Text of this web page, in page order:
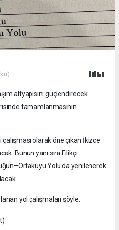
altyapısını güçlendirecek
tamamlanmasının
olarak öne çıkan İkizce
Bunun yanı sıra Filikçi–
Yolu da yenilenerek
yol çalışmaları şöyle: